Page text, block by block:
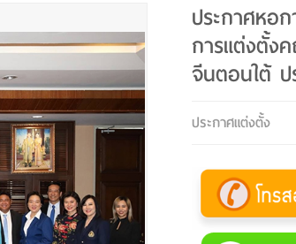
ประกาศหอ
การแต่งตั้ง
จีนตอนใต้ ป
ประกาศแต่งตั้ง